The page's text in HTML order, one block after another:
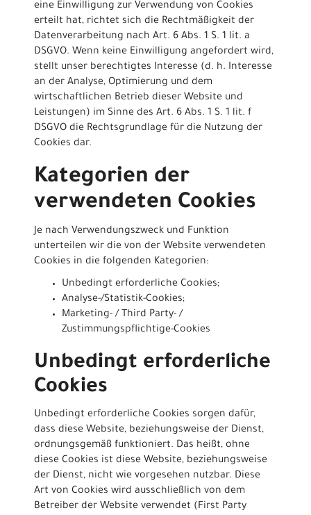
eine Einwilligung zur Verwendung von Cookies
erteilt hat, richtet sich die Rechtmäßigkeit der
Datenverarbeitung nach Art. 6 Abs. 1 S. 1 lit. a
DSGVO. Wenn keine Einwilligung angefordert wird,
stellt unser berechtigtes Interesse (d. h. Interesse
an der Analyse, Optimierung und dem
wirtschaftlichen Betrieb dieser Website und
Leistungen) im Sinne des Art. 6 Abs. 1 S. 1 lit. f
DSGVO die Rechtsgrundlage für die Nutzung der
Cookies dar.
Kategorien der
verwendeten Cookies
Je nach Verwendungszweck und Funktion
unterteilen wir die von der Website verwendeten
Cookies in die folgenden Kategorien:
Unbedingt erforderliche Cookies;
Analyse-/Statistik-Cookies;
Marketing- / Third Party- /
Zustimmungspflichtige-Cookies
Unbedingt erforderliche
Cookies
Unbedingt erforderliche Cookies sorgen dafür,
dass diese Website, beziehungsweise der Dienst,
ordnungsgemäß funktioniert. Das heißt, ohne
diese Cookies ist diese Website, beziehungsweise
der Dienst, nicht wie vorgesehen nutzbar. Diese
Art von Cookies wird ausschließlich von dem
Betreiber der Website verwendet (First Party